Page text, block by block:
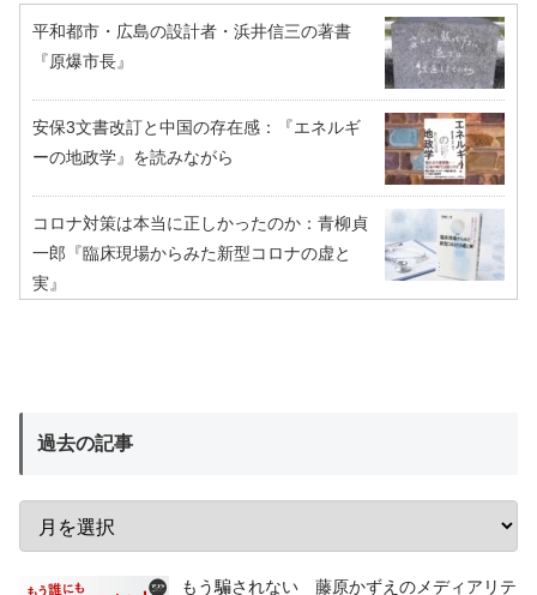
平和都市・広島の設計者・浜井信三の著書
『原爆市長』
安保3文書改訂と中国の存在感：『エネルギ
ーの地政学』を読みながら
コロナ対策は本当に正しかったのか：青柳貞
一郎『臨床現場からみた新型コロナの虚と
実』
過去の記事
もう騙されない 藤原かずえのメディアリテ